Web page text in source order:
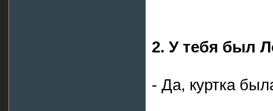
2. У тебя был
- Да, куртка